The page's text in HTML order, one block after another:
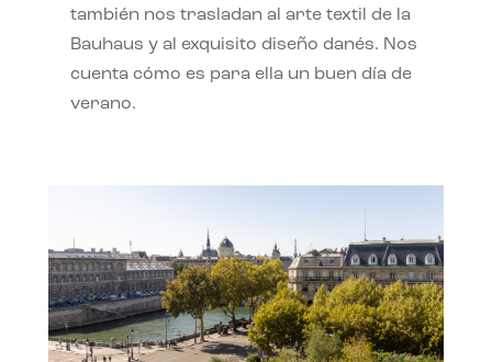
también nos trasladan al arte textil de la
Bauhaus y al exquisito diseño danés. Nos
cuenta cómo es para ella un buen día de
verano.